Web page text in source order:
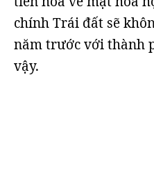
chính Trái đất sẽ
năm trước với thành
vậy.